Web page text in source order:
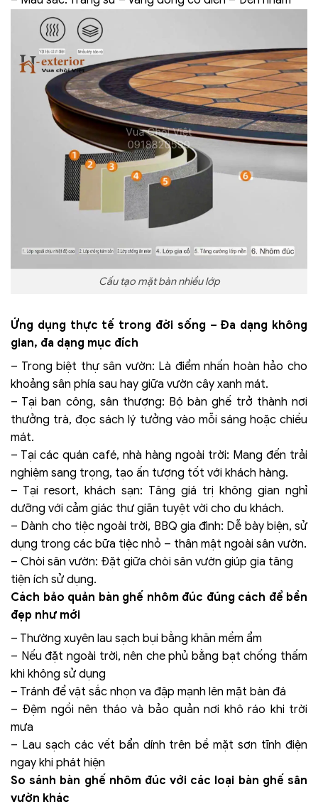
Cấu tạo mặt bàn nhiều lớp
Ứng dụng thực tế trong đời sống – Đa dạng không
gian, đa dạng mục đích
– Trong biệt thự sân vườn: Là điểm nhấn hoàn hảo cho
khoảng sân phía sau hay giữa vườn cây xanh mát.
– Tại ban công, sân thượng: Bộ bàn ghế trở thành nơi
thưởng trà, đọc sách lý tưởng vào mỗi sáng hoặc chiều
mát.
– Tại các quán café, nhà hàng ngoài trời: Mang đến trải
nghiệm sang trọng, tạo ấn tượng tốt với khách hàng.
– Tại resort, khách sạn: Tăng giá trị không gian nghỉ
dưỡng với cảm giác thư giãn tuyệt vời cho du khách.
– Dành cho tiệc ngoài trời, BBQ gia đình: Dễ bày biện, sử
dụng trong các bữa tiệc nhỏ – thân mật ngoài sân vườn.
– Chòi sân vườn: Đặt giữa chòi sân vườn giúp gia tăng
tiện ích sử dụng.
Cách bảo quản bàn ghế nhôm đúc đúng cách để bền
đẹp như mới
– Thường xuyên lau sạch bụi bằng khăn mềm ẩm
– Nếu đặt ngoài trời, nên che phủ bằng bạt chống thấm
khi không sử dụng
– Tránh để vật sắc nhọn va đập mạnh lên mặt bàn đá
– Đệm ngồi nên tháo và bảo quản nơi khô ráo khi trời
mưa
– Lau sạch các vết bẩn dính trên bề mặt sơn tĩnh điện
ngay khi phát hiện
So sánh bàn ghế nhôm đúc với các loại bàn ghế sân
vườn khác